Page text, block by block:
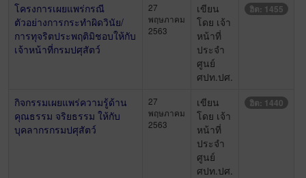
โครงการเผยแพร่กรณี
ตัวอย่างการกระทำผิดวินัย/
การทุจริตประพฤติมิชอบให้กับ
เจ้าหน้าที่กรมปศุสัตว์
27
พฤษภาคม
2563
เขียน
โดย เจ้า
หน้าที่
ประจำ
ศูนย์
ศปท.ปศ.
ฮิต: 1455
กิจกรรมเผยแพร่ความรู้ด้าน
คุณธรรม จริยธรรม ให้กับ
บุคลากรกรมปศุสัตว์
27
พฤษภาคม
2563
เขียน
โดย เจ้า
หน้าที่
ประจำ
ศูนย์
ศปท.ปศ.
ฮิต: 1440